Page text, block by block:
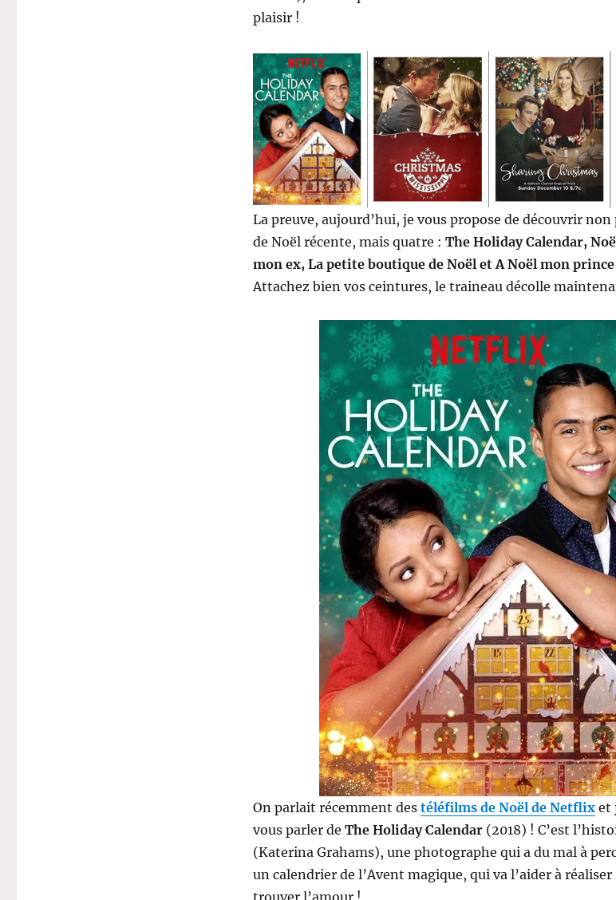
plaisir !
La preuve, aujourd’hui, je vous propose de découvrir non
de Noël récente, mais quatre : The Holiday Calendar,
mon ex, La petite boutique de Noël et A Noël mon
Attachez bien vos ceintures, le traineau décolle
On parlait récemment des téléfilms de Noël de Netflixet
vous parler de The Holiday Calendar(2018) ! C’est
(Katerina Grahams), une photographe qui a du mal à
un calendrier de l’Avent magique, qui va l’aider à réaliser
trouver l’amour !